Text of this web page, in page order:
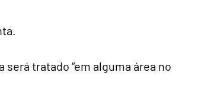
tratado “em alguma área no